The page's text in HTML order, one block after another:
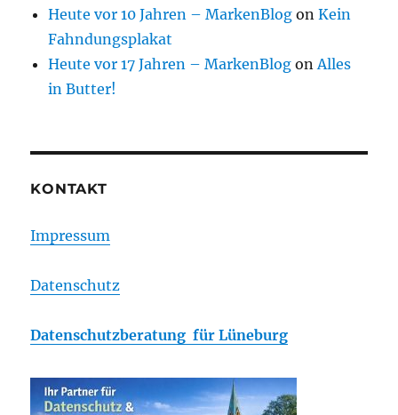
Heute vor 10 Jahren – MarkenBlog onKein
Fahndungsplakat
Heute vor 17 Jahren – MarkenBlog onAlles
in Butter!
KONTAKT
Impressum
Datenschutz
Datenschutzberatung für Lüneburg